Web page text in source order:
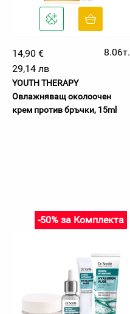
14,90 €
8.06т.
29,14 лв
YOUTH THERAPY
Овлажняващ околоочен
крем против бръчки, 15ml
-50% за Комплекта